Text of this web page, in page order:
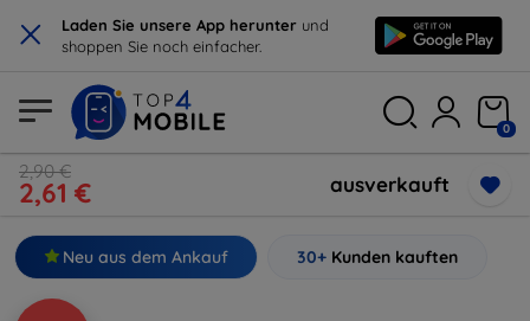
× Laden Sie unsere App herunter und
shoppen Sie noch einfacher.
0
2,90 €
2,61 € ausverkauft
Neu aus dem Ankauf 30+ Kunden kauften